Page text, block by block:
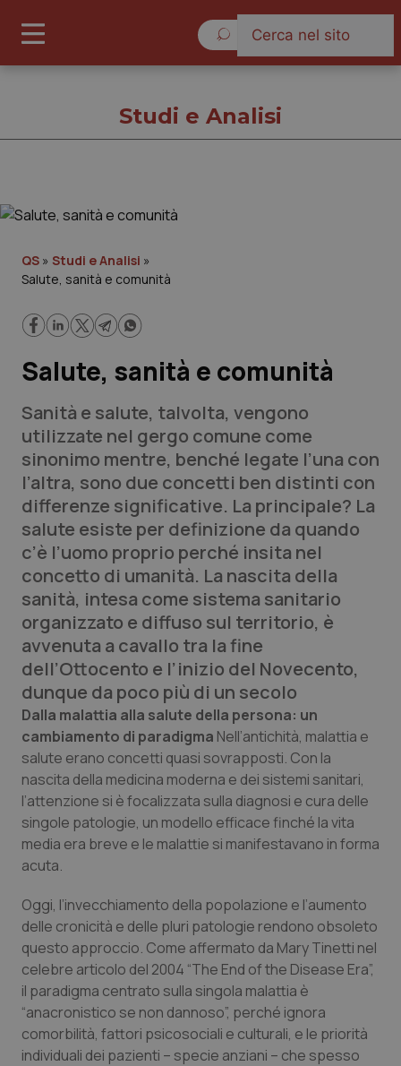
Cronache
Scienza e Farmaci
Studi e Analisi
Lettere al direttore
Edizioni Regionali
QS Pro
Professionisti Sanitari.AI
Abruzzo
Basilicata
Calabria
Campania
Emilia-Romagna
Friuli Venezia Giulia
Lazio
Liguria
QS Pro Gold
Artrite & artrosi
Asma & BPCO
Car-T
Colesterolo & coronaropatie
Dermatite Atopica
Diabete & glucometri
Disturbi dell’umore
QS Club Newsletter
Studi e Analisi
QS » Studi e Analisi »
Salute, sanità e comunità
Salute, sanità e comunità
Sanità e salute, talvolta, vengono
utilizzate nel gergo comune come
sinonimo mentre, benché legate l’una con
l’altra, sono due concetti ben distinti con
differenze significative. La principale? La
salute esiste per definizione da quando
c’è l’uomo proprio perché insita nel
concetto di umanità. La nascita della
sanità, intesa come sistema sanitario
organizzato e diffuso sul territorio, è
avvenuta a cavallo tra la fine
dell’Ottocento e l’inizio del Novecento,
dunque da poco più di un secolo
Dalla malattia alla salute della persona: un
cambiamento di paradigma Nell’antichità, malattia e
salute erano concetti quasi sovrapposti. Con la
nascita della medicina moderna e dei sistemi sanitari,
l’attenzione si è focalizzata sulla diagnosi e cura delle
singole patologie, un modello efficace finché la vita
media era breve e le malattie si manifestavano in forma
acuta.
Oggi, l’invecchiamento della popolazione e l’aumento
delle cronicità e delle pluri patologie rendono obsoleto
questo approccio. Come affermato da Mary Tinetti nel
celebre articolo del 2004 “The End of the Disease Era”,
il paradigma centrato sulla singola malattia è
“anacronistico se non dannoso”, perché ignora
comorbilità, fattori psicosociali e culturali, e le priorità
individuali dei pazienti – specie anziani – che spesso